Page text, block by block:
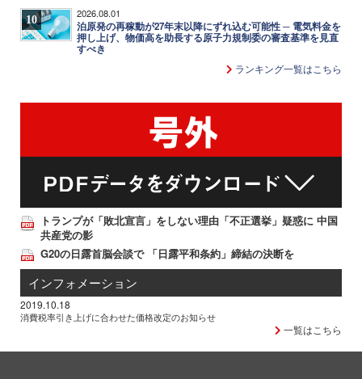
10 2026.08.01
泊原発の再稼動が27年末以降にずれ込む可能性 ─ 電気料金を
押し上げ、物価高を助長する原子力規制委の審査基準を見直
すべき
ランキング一覧はこちら
トランプが「敗北宣言」をしない理由「不正選挙」疑惑に 中国
共産党の影
G20の日露首脳会談で 「日露平和条約」締結の決断を
インフォメーション
2019.10.18
消費税率引き上げに合わせた価格改定のお知らせ
一覧はこちら